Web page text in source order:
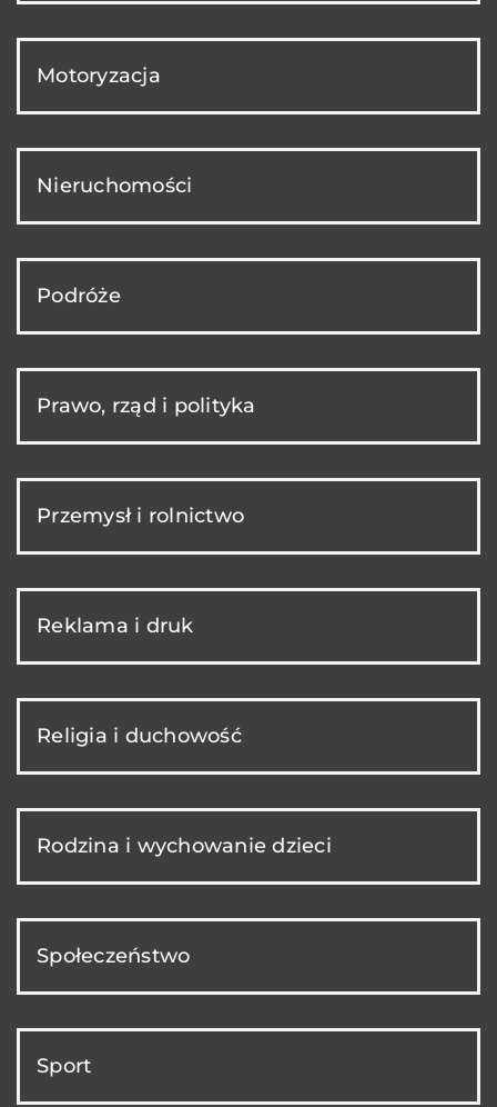
Motoryzacja
Nieruchomości
Podróże
Prawo, rząd i polityka
Przemysł i rolnictwo
Reklama i druk
Religia i duchowość
Rodzina i wychowanie dzieci
Społeczeństwo
Sport